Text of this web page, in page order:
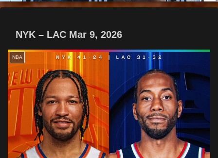
NYK – LAC Mar 9, 2026
NBA